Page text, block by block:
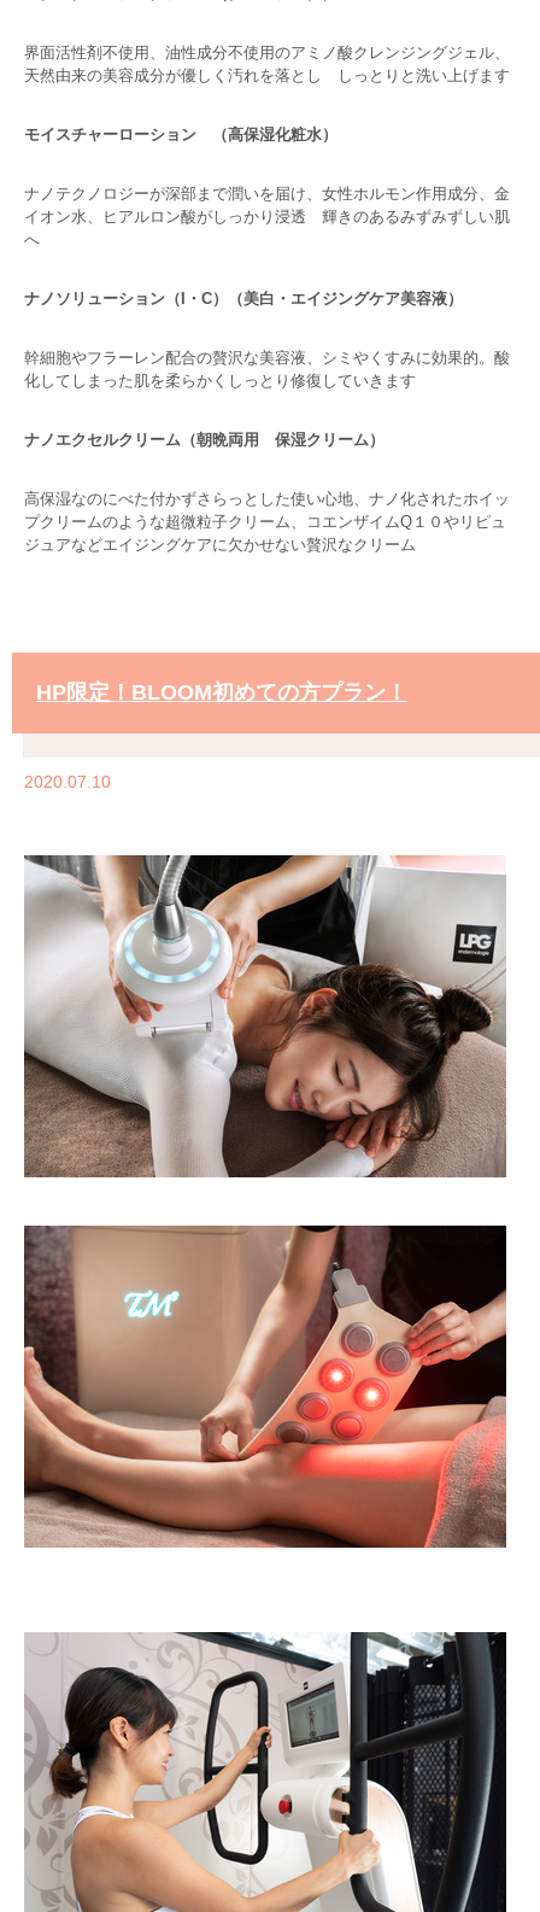
界面活性剤不使用、油性成分不使用のアミノ酸クレンジングジェル、
天然由来の美容成分が優しく汚れを落とし しっとりと洗い上げます
モイスチャーローション （高保湿化粧水）
ナノテクノロジーが深部まで潤いを届け、女性ホルモン作用成分、金
イオン水、ヒアルロン酸がしっかり浸透 輝きのあるみずみずしい肌
へ
ナノソリューション（I・C）（美白・エイジングケア美容液）
幹細胞やフラーレン配合の贅沢な美容液、シミやくすみに効果的。酸
化してしまった肌を柔らかくしっとり修復していきます
ナノエクセルクリーム（朝晩両用 保湿クリーム）
高保湿なのにべた付かずさらっとした使い心地、ナノ化されたホイッ
プクリームのような超微粒子クリーム、コエンザイムQ１０やリピュ
ジュアなどエイジングケアに欠かせない贅沢なクリーム
HP限定！BLOOM初めての方プラン！
2020.07.10